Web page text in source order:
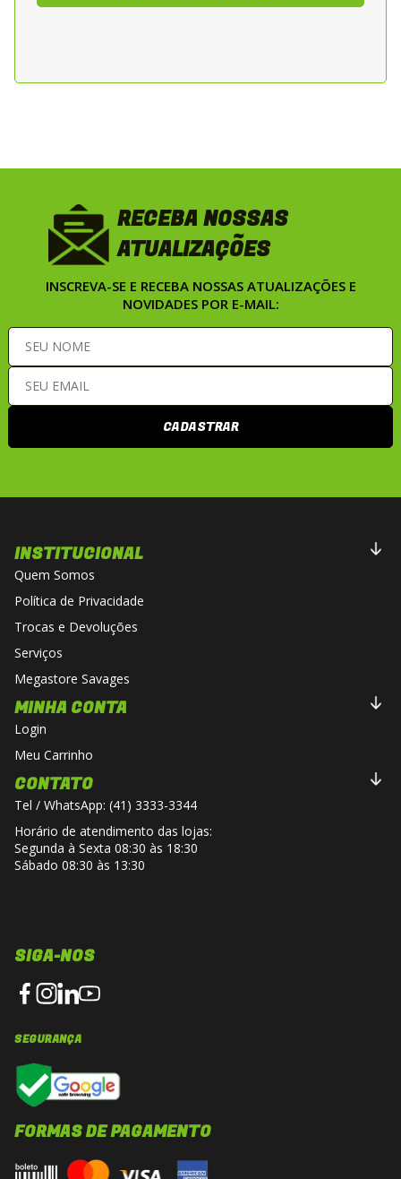
RECEBA NOSSAS
ATUALIZAÇÕES
INSCREVA-SE E RECEBA NOSSAS ATUALIZAÇÕES E
NOVIDADES POR E-MAIL:
CADASTRAR
INSTITUCIONAL
Quem Somos
Política de Privacidade
Trocas e Devoluções
Serviços
Megastore Savages
MINHA CONTA
Login
Meu Carrinho
CONTATO
Tel / WhatsApp: (41) 3333-3344
Horário de atendimento das lojas:
Segunda à Sexta 08:30 às 18:30
Sábado 08:30 às 13:30
SIGA-NOS
SEGURANÇA
FORMAS DE PAGAMENTO